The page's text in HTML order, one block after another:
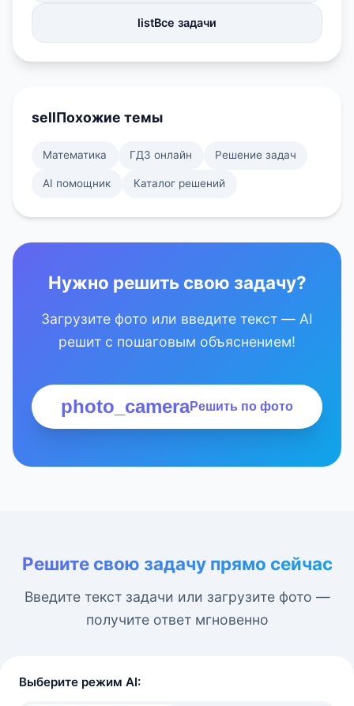
listВсе задачи
sellПохожие темы
Математика ГДЗ онлайн Решение задач
AI помощник Каталог решений
Нужно решить свою задачу?
Загрузите фото или введите текст — AI
решит с пошаговым объяснением!
photo_cameraРешить по фото
Решите свою задачу прямо сейчас
Введите текст задачи или загрузите фото —
получите ответ мгновенно
Выберите режим AI: